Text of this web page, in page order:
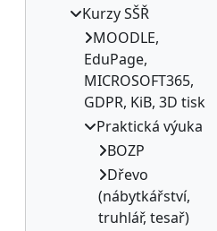
Kurzy SŠŘ
MOODLE,
EduPage,
MICROSOFT365,
GDPR, KiB, 3D tisk
Praktická výuka
BOZP
Dřevo
(nábytkářství,
truhlář, tesař)